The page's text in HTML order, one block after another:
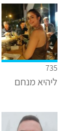
735
ליהיא מנחם